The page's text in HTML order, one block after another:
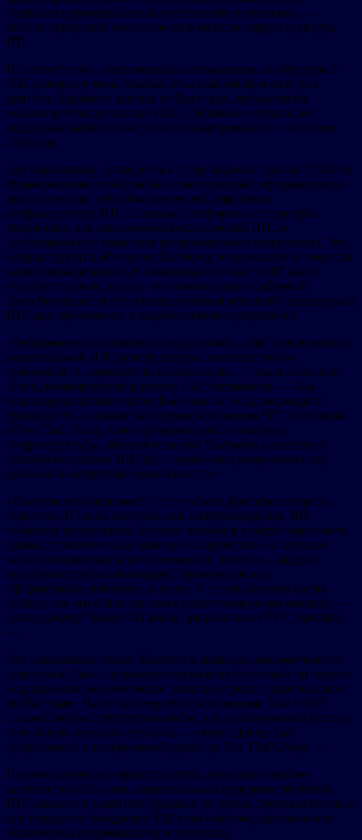
специализирующаяся на искусственном интеллекте, —
вносит передовые возможности в области инфраструктуры
ИИ.
В соответствии с заключенным соглашением консорциум и
G42 развернут значительные облачные мощности в трех
центрах обработки данных во Вьетнаме, предоставляя
высокопроизводительные ИИ- и облачные сервисы для
поддержки рабочих нагрузок государственного и частного
секторов.
Эта инициатива согласуется с более широкой миссией G42 по
формированию глобальной и инклюзивной информационно-
аналитической сети, объединяющей передовую
инфраструктуру ИИ, облачные платформы и структуры
управления для обеспечения возможностей ИИ по
требованию при уважении национального суверенитета. Эта
инфраструктура обеспечит Вьетнаму техническую основу для
развития национальных инициатив в области ИИ как в
государственном, так и в частном секторах, цифровой
трансформации услуг и развертывания решений с поддержкой
ИИ, адаптированных к национальным приоритетам.
«Это рамочное соглашение представляет собой новую модель
национальной ИИ-трансформации, основанную на
суверенитете, партнерстве и назначении, — сказал Али аль-
Амин, коммерческий директор G42 International. — Мы
благодарны правительству Вьетнама за их дальновидное
руководство, а нашим партнерам, компаниям FPT Corporation
и Viet Thai Group, за их приверженность созданию
инфраструктуры, которая позволит Вьетнаму реализовать
полный потенциал ИИ при сохранении суверенитета над
данными и цифровой независимости».
«Вьетнам ясно понимает, что не может двигаться вперед в
одиночку. В таких областях, как полупроводники, ИИ,
облачные вычисления, большие данные и кибербезопасность,
нужны стратегические альянсы с партнерами, на которых
можно положиться и которым можно доверять. Лидеры
продемонстрировали твердую приверженность,
сформировали взаимное доверие, и теперь пришло время
превратить эти обязательства в практическую реализацию, —
сказал доктор Чыонг Гиа Бинь, председатель FPT Corporation.
—
Эта инициатива ставит Вьетнам в авангард экономического
развития в Азии, опирающегося на искусственный интеллект,
поддерживая экономическое развитие и рост среднего класса
во Вьетнаме. Наше партнерство с компаниями G42 и FPT
создает инфраструктурную основу для долгосрочного роста и
инноваций в разных секторах, — сказал Дэвид Тай,
председатель и генеральный директор Viet Thai Group. —
Помимо развития инфраструктуры, наше партнерство
включает в себя планы национальных программ обучения
ИИ-навыкам и развития трудовых ресурсов, предназначенных
для поддержки внедрения ИИ в органах государственного
управления, в промышленности и науке.